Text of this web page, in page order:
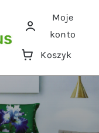
Moje
konto
Koszyk